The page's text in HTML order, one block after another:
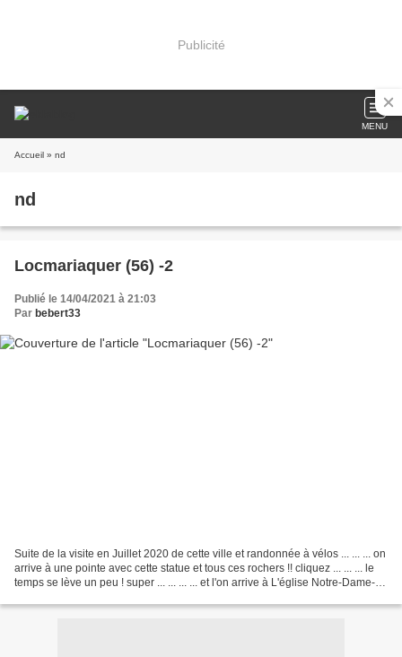
Publicité
MENU
Accueil » nd
nd
Locmariaquer (56) -2
Publié le 14/04/2021 à 21:03
Par bebert33
Suite de la visite en Juillet 2020 de cette ville et randonnée à vélos ... ... ... on
arrive à une pointe avec cette statue et tous ces rochers !! cliquez ... ... ... le
temps se lève un peu ! super ... ... ... ... et l'on arrive à L'église Notre-Dame-